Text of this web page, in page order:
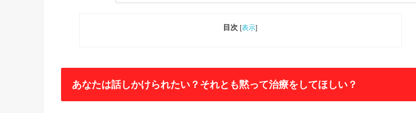
目次 [表示]
あなたは話しかけられたい？それとも黙って治療をしてほしい？